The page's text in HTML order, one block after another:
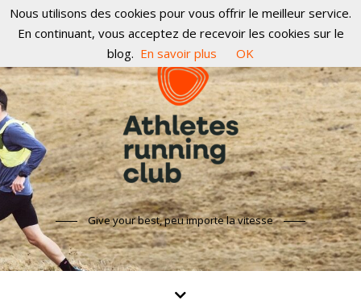
Give your best, peu importe la vitesse
Nous utilisons des cookies pour vous offrir le meilleur service.
En continuant, vous acceptez de recevoir les cookies sur le
blog. En savoir plus OK